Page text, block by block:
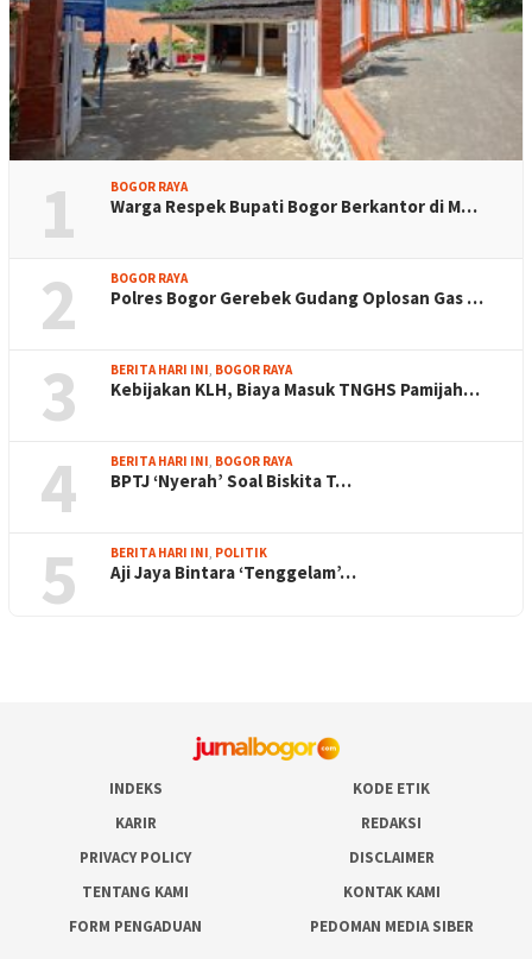
1 BOGOR RAYA
Warga Respek Bupati Bogor Berkantor di M…
2 BOGOR RAYA
Polres Bogor Gerebek Gudang Oplosan Gas …
3 BERITA HARI INI BOGOR RAYA
Kebijakan KLH, Biaya Masuk TNGHS Pamijah…
4 BERITA HARI INI BOGOR RAYA
BPTJ ‘Nyerah’ Soal Biskita T…
5 BERITA HARI INI POLITIK
Aji Jaya Bintara ‘Tenggelam’…
INDEKS
KODE ETIK
KARIR
REDAKSI
PRIVACY POLICY
DISCLAIMER
TENTANG KAMI
KONTAK KAMI
FORM PENGADUAN
PEDOMAN MEDIA SIBER